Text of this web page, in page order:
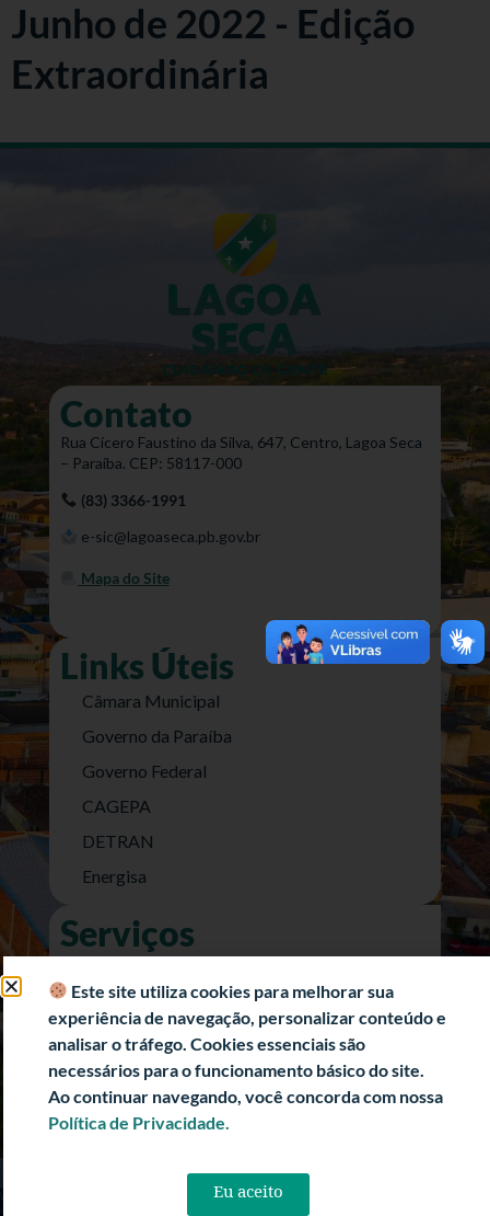
Junho de 2022 - Edição
Extraordinária
Contato
Rua Cícero Faustino da Silva, 647, Centro, Lagoa Seca
– Paraíba. CEP: 58117-000
(83) 3366-1991
e-sic@lagoaseca.pb.gov.br
Mapa do Site
Links Úteis
Câmara Municipal
Governo da Paraíba
Governo Federal
CAGEPA
DETRAN
Energisa
Serviços
e-SIC (Acesso a Informação)
Transparência Fiscal
História
Informações Turísticas
Este site utiliza cookies para melhorar sua
experiência de navegação, personalizar conteúdo e
analisar o tráfego. Cookies essenciais são
necessários para o funcionamento básico do site.
Ao continuar navegando, você concorda com nossa
Política de Privacidade.
Eu aceito